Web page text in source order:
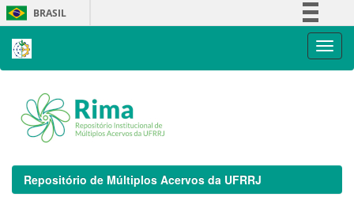
Skip
navigation
BRASIL
Repositório de Múltiplos Acervos da UFRRJ